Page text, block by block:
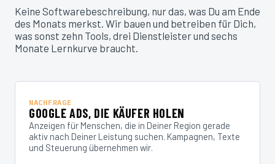
Keine Softwarebeschreibung, nur das, was Du am Ende
des Monats merkst. Wir bauen und betreiben für Dich,
was sonst zehn Tools, drei Dienstleister und sechs
Monate Lernkurve braucht.
NACHFRAGE
GOOGLE ADS, DIE KÄUFER HOLEN
Anzeigen für Menschen, die in Deiner Region gerade
aktiv nach Deiner Leistung suchen. Kampagnen, Texte
und Steuerung übernehmen wir.